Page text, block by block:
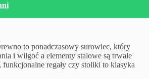
to ponadczasowy surowiec, który
i wilgoć a elementy stalowe są trwale
regały czy stoliki to klasyka